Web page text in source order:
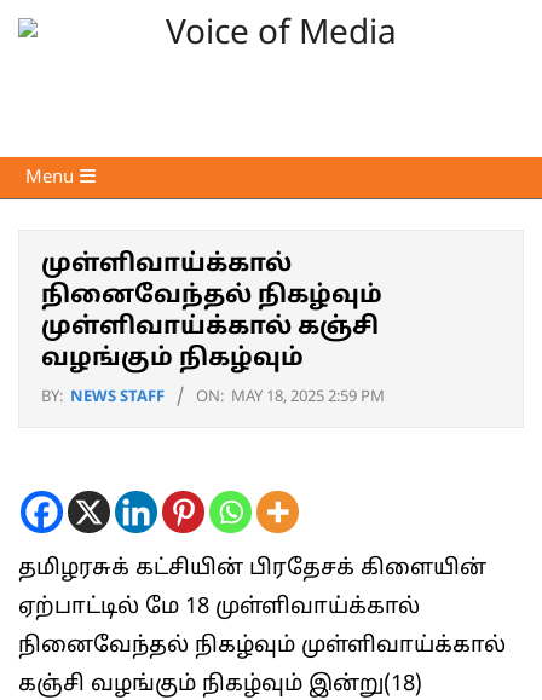
Skip
Voice
of
Primary
Navigation
Menu
முள்ளிவாய்க்கால்
நினைவேந்தல் நிகழ்வும்
முள்ளிவாய்க்கால் கஞ்சி
வழங்கும் நிகழ்வும்
BY: NEWS STAFF ON: MAY 18, 2025 2:59 PM
தமிழரசுக் கட்சியின் பிரதேசக் கிளையின்
ஏற்பாட்டில் மே 18 முள்ளிவாய்க்கால்
நினைவேந்தல் நிகழ்வும் முள்ளிவாய்க்கால்
கஞ்சி வழங்கும் நிகழ்வும் இன்று(18)